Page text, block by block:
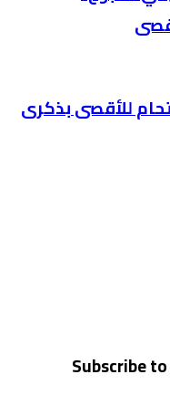
للأقصى بذكرى
Subscribe